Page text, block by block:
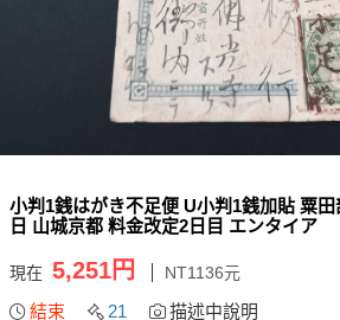
小判1銭はがき不足便 U小判1銭加貼 粟
日 山城京都 料金改定2日目 エンタイア
現在 5,251円 NT1136元
結束 21 描述中說明